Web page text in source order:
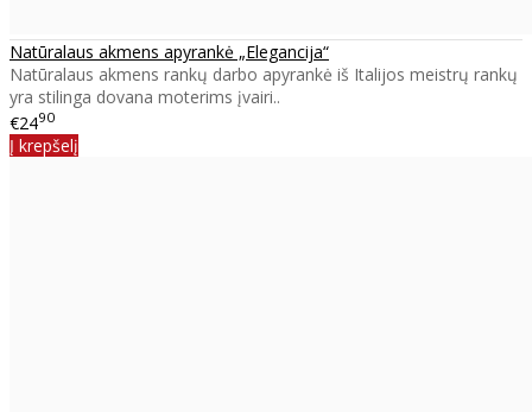
Natūralaus akmens apyrankė „Elegancija“
Natūralaus akmens rankų darbo apyrankė iš Italijos meistrų rankų
yra stilinga dovana moterims įvairi..
€2490
Į krepšelį